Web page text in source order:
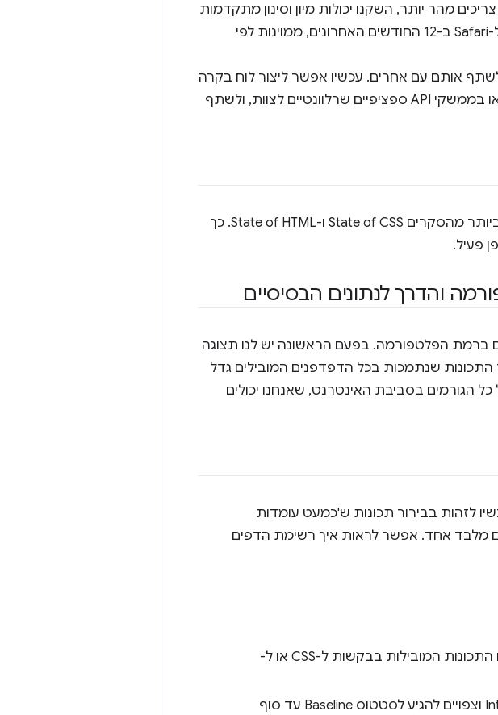
מהר יותר, השקנו יכולות מיון וסינון מתקדמות
יותר. לדוגמה: תכונות שכבר היו זמינות ב-Chrome וב-Firefox והגיעו ל-Safari ב-12 החודשים האחרונים, ממוינות לפי
אותם עם אחרים. עכשיו אפשר ליצור לוח בקרה
מותאם אישית שמתמקד בתכונות של ממשק המשתמש באינטרנט או בממשקי API ספציפיים שרלוונטיים לצוות, ולשתף
הקול שלך חשוב. שילבנו ישירות רשימות של 10 התכונות המבוקשות ביותר מהסקרים State of CSS ו-State of HTML. כך
פעיל.
והדרך לנתונים הבסיסיים
ברמת הפלטפורמה. בפעם הראשונה יש לנו תצוגה
שנתמכות בכל הדפדפנים המובילים גדל
של כל הגורמים בסביבת האינטרנט, שאנחנו יכולים
לזהות בבירור תכונות ש'כמעט עומדות
מלבד אחד. אפשר לראות איך רשימת הדפים
תוכלו לראות אילו מהתכונות האלה 'חסרות בדפדפן אחד' הן גם התכונות המובילות בבקשות ל-CSS או ל-
חשוב לדעת אילו מהם כבר משתתפים ביוזמות כמו Interop 2025 וצפויים להגיע לסטטוס Baseline עד סוף